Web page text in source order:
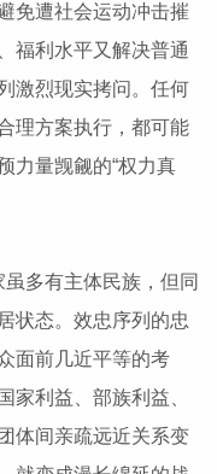
免遭社会运动冲击摧
福利水平又解决普通
激烈现实拷问。任何
理方案执行，都可能
力量觊觎的“权力真
多有主体民族，但同
状态。效忠序列的忠
面前几近平等的考
家利益、部族利益、
体间亲疏远近关系变